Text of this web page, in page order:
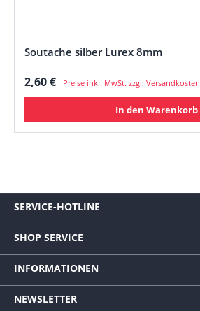
Soutache silber Lurex 8mm
Regulärer Preis:
2,60 € Preise inkl. MwSt. zzgl. Versandkosten
In den Warenkorb
SERVICE-HOTLINE
SHOP SERVICE
INFORMATIONEN
NEWSLETTER